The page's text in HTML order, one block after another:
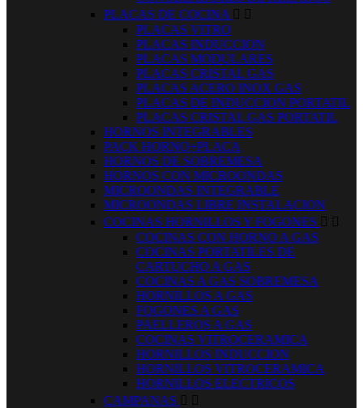
PLACAS DE COCINA  
PLACAS VITRO
PLACAS INDUCCION
PLACAS MODULARES
PLACAS CRISTAL GAS
PLACAS ACERO INOX GAS
PLACAS DE INDUCCION PORTATIL
PLACAS CRISTAL GAS PORTATIL
HORNOS INTEGRABLES
PACK HORNO+PLACA
HORNOS DE SOBREMESA
HORNOS CON MICROONDAS
MICROONDAS INTEGRABLE
MICROONDAS LIBRE INSTALACION
COCINAS HORNILLOS Y FOGONES  
COCINAS CON HORNO A GAS
COCINAS PORTATILES DE
CARTUCHO A GAS
COCINAS A GAS SOBREMESA
HORNILLOS A GAS
FOGONES A GAS
PAELLEROS A GAS
COCINAS VITROCERAMICA
HORNILLOS INDUCCION
HORNILLOS VITROCERAMICA
HORNILLOS ELECTRICOS
CAMPANAS  